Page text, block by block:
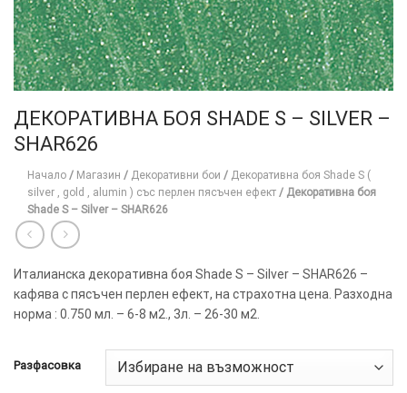
ДЕКОРАТИВНА БОЯ SHADE S – SILVER –
SHAR626
Начало / Магазин / Декоративни бои / Декоративна боя Shade S (
silver , gold , alumin ) със перлен пясъчен ефект / Декоративна боя
Shade S – Silver – SHAR626
Италианска декоративна боя Shade S – Silver – SHAR626 –
кафява с пясъчен перлен ефект, на страхотна цена. Разходна
норма : 0.750 мл. – 6-8 м2., 3л. – 26-30 м2.
Разфасовка
× САЙТ
ИЗПОЛЗВА